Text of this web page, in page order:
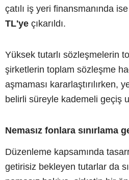
çatılı iş yeri finansmanında ise
TL'ye çıkarıldı.
Yüksek tutarlı sözleşmelerin
şirketlerin toplam sözleşme
aşmaması kararlaştırılırken,
belirli süreyle kademeli geçiş
Nemasız fonlara sınırlama
Düzenleme kapsamında
getirisiz bekleyen tutarlar da